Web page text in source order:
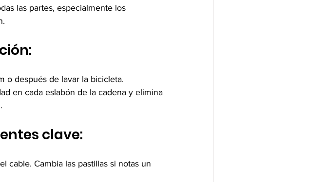
las partes, especialmente los
o después de lavar la bicicleta.
en cada eslabón de la cadena y elimina
clave:
cable. Cambia las pastillas si notas un